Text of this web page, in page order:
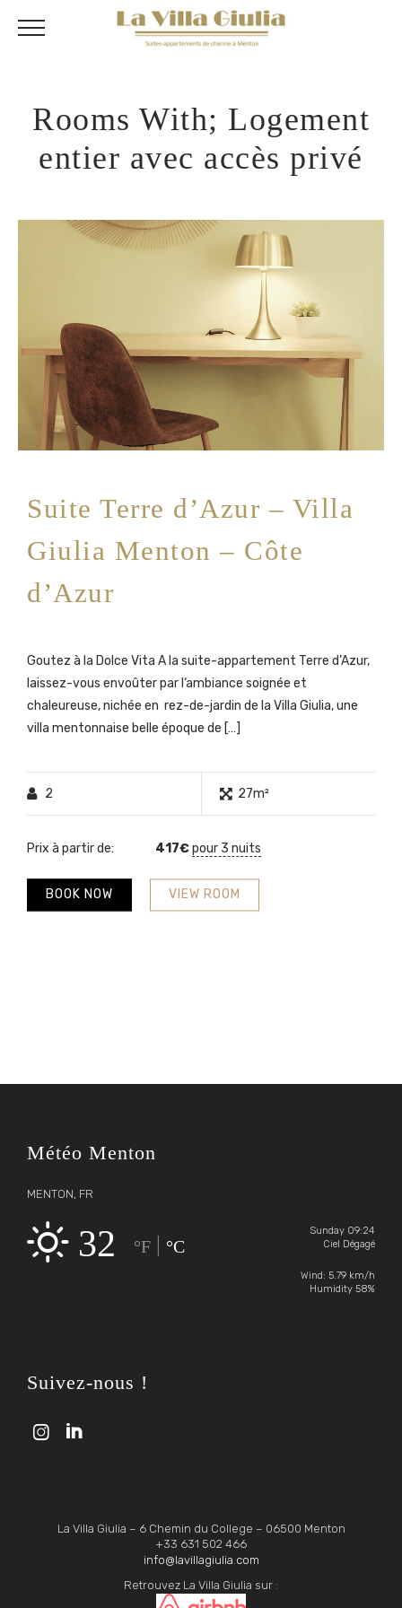
Rooms With; Logement
entier avec accès privé
Suite Terre d’Azur – Villa
Giulia Menton – Côte
d’Azur
Goutez à la Dolce Vita A la suite-appartement Terre d’Azur,
laissez-vous envoûter par l‘ambiance soignée et
chaleureuse, nichée en rez-de-jardin de la Villa Giulia, une
villa mentonnaise belle époque de […]
2 27m²
Prix à partir de: 417€pour 3 nuits
VIEW ROOM
BOOK NOW
Météo Menton
MENTON, FR
Sunday 09:24
Ciel Dégagé
Wind: 5.79 km/h
Humidity 58%
32 °F °C
Suivez-nous !
 
La Villa Giulia – 6 Chemin du College – 06500 Menton
+33 631 502 466
info@lavillagiulia.com
Retrouvez La Villa Giulia sur :